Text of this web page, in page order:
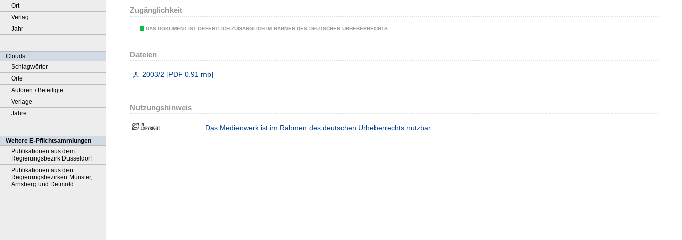
Ort
Verlag
Jahr
Clouds
Schlagwörter
Orte
Autoren / Beteiligte
Verlage
Jahre
Weitere E-Pflichtsammlungen
Publikationen aus dem
Regierungsbezirk Düsseldorf
Publikationen aus den
Regierungsbezirken Münster,
Arnsberg und Detmold
Zugänglichkeit
DAS DOKUMENT IST ÖFFENTLICH ZUGÄNGLICH IM RAHMEN DES DEUTSCHEN URHEBERRECHTS.
Dateien
2003/2 [PDF 0.91 mb]
Nutzungshinweis
Das Medienwerk ist im Rahmen des deutschen Urheberrechts nutzbar.